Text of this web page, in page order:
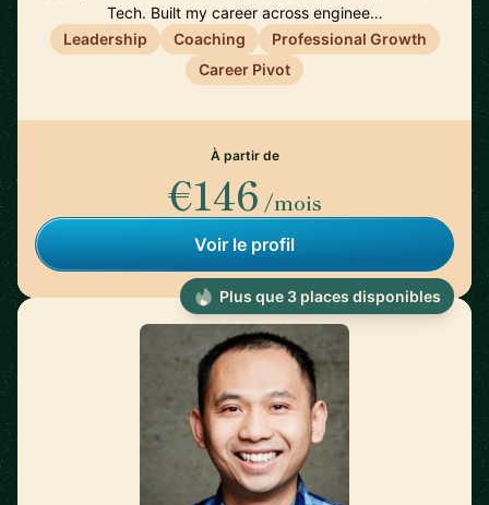
Tech. Built my career across enginee…
Leadership
Coaching
Professional Growth
Career Pivot
À partir de
€146 /mois
Voir le profil
Plus que 3 places disponibles